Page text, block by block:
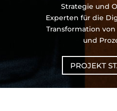
Strategie und
Experten für die
Transformation von
und
PROJEKT